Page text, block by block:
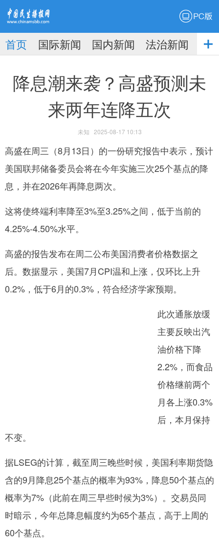
播
报
网
首页 国际新闻 国内新闻 法治新闻
社
降息潮来袭？高盛预测未
来两年连降五次
未知 2025-08-17 10:13
高盛在周三（8月13日）的一份研究报告中表示，预计
美国联邦储备委员会将在今年实施三次25个基点的降
息，并在2026年再降息两次。
这将使终端利率降至3%至3.25%之间，低于当前的
4.25%-4.50%水平。
高盛的报告发布在周二公布美国消费者价格数据之
后。数据显示，美国7月CPI温和上涨，仅环比上升
0.2%，低于6月的0.3%，符合经济学家预期。
此次通胀放缓
主要反映出汽
油价格下降
2.2%，而食品
价格继前两个
月各上涨0.3%
后，本月保持
不变。
据LSEG的计算，截至周三晚些时候，美国利率期货隐
含的9月降息25个基点的概率为93%，降息50个基点的
概率为7%（此前在周三早些时候为3%）。交易员同
时暗示，今年总降息幅度约为65个基点，高于上周的
60个基点。